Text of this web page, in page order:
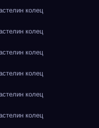
колец
колец
колец
колец
колец
колец